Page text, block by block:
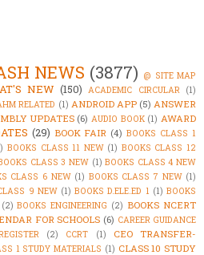
NEWS (3877) @ SITE MAP
NEW (150) ACADEMIC CIRCULAR (1)
RELATED (1) ANDROID APP (5) ANSWER
UPDATES (6) AUDIO BOOK (1) AWARD
(29) BOOK FAIR (4) BOOKS CLASS 1
BOOKS CLASS 11 NEW (1) BOOKS CLASS 12
CLASS 3 NEW (1) BOOKS CLASS 4 NEW
CLASS 6 NEW (1) BOOKS CLASS 7 NEW (1)
9 NEW (1) BOOKS D.ELE.ED 1 (1) BOOKS
(2) BOOKS ENGINEERING (2) BOOKS NCERT
FOR SCHOOLS (6) CAREER GUIDANCE
(2) CCRT (1)
CEO TRANSFER-
1 STUDY MATERIALS (1) CLASS 10 STUDY